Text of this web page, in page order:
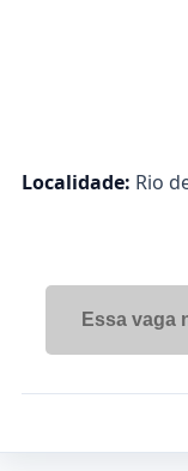
Localidade: Rio
Essa vaga